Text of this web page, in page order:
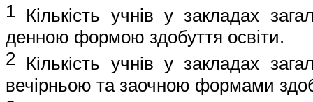
1 Кількість учнів у закладах
денною формою здобуття освіти.
2 Кількість учнів у закладах
вечірньою та заочною формами